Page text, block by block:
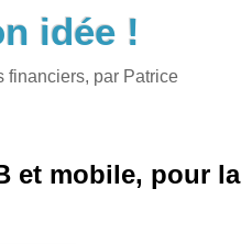
idée !
financiers, par Patrice
et mobile, pour la